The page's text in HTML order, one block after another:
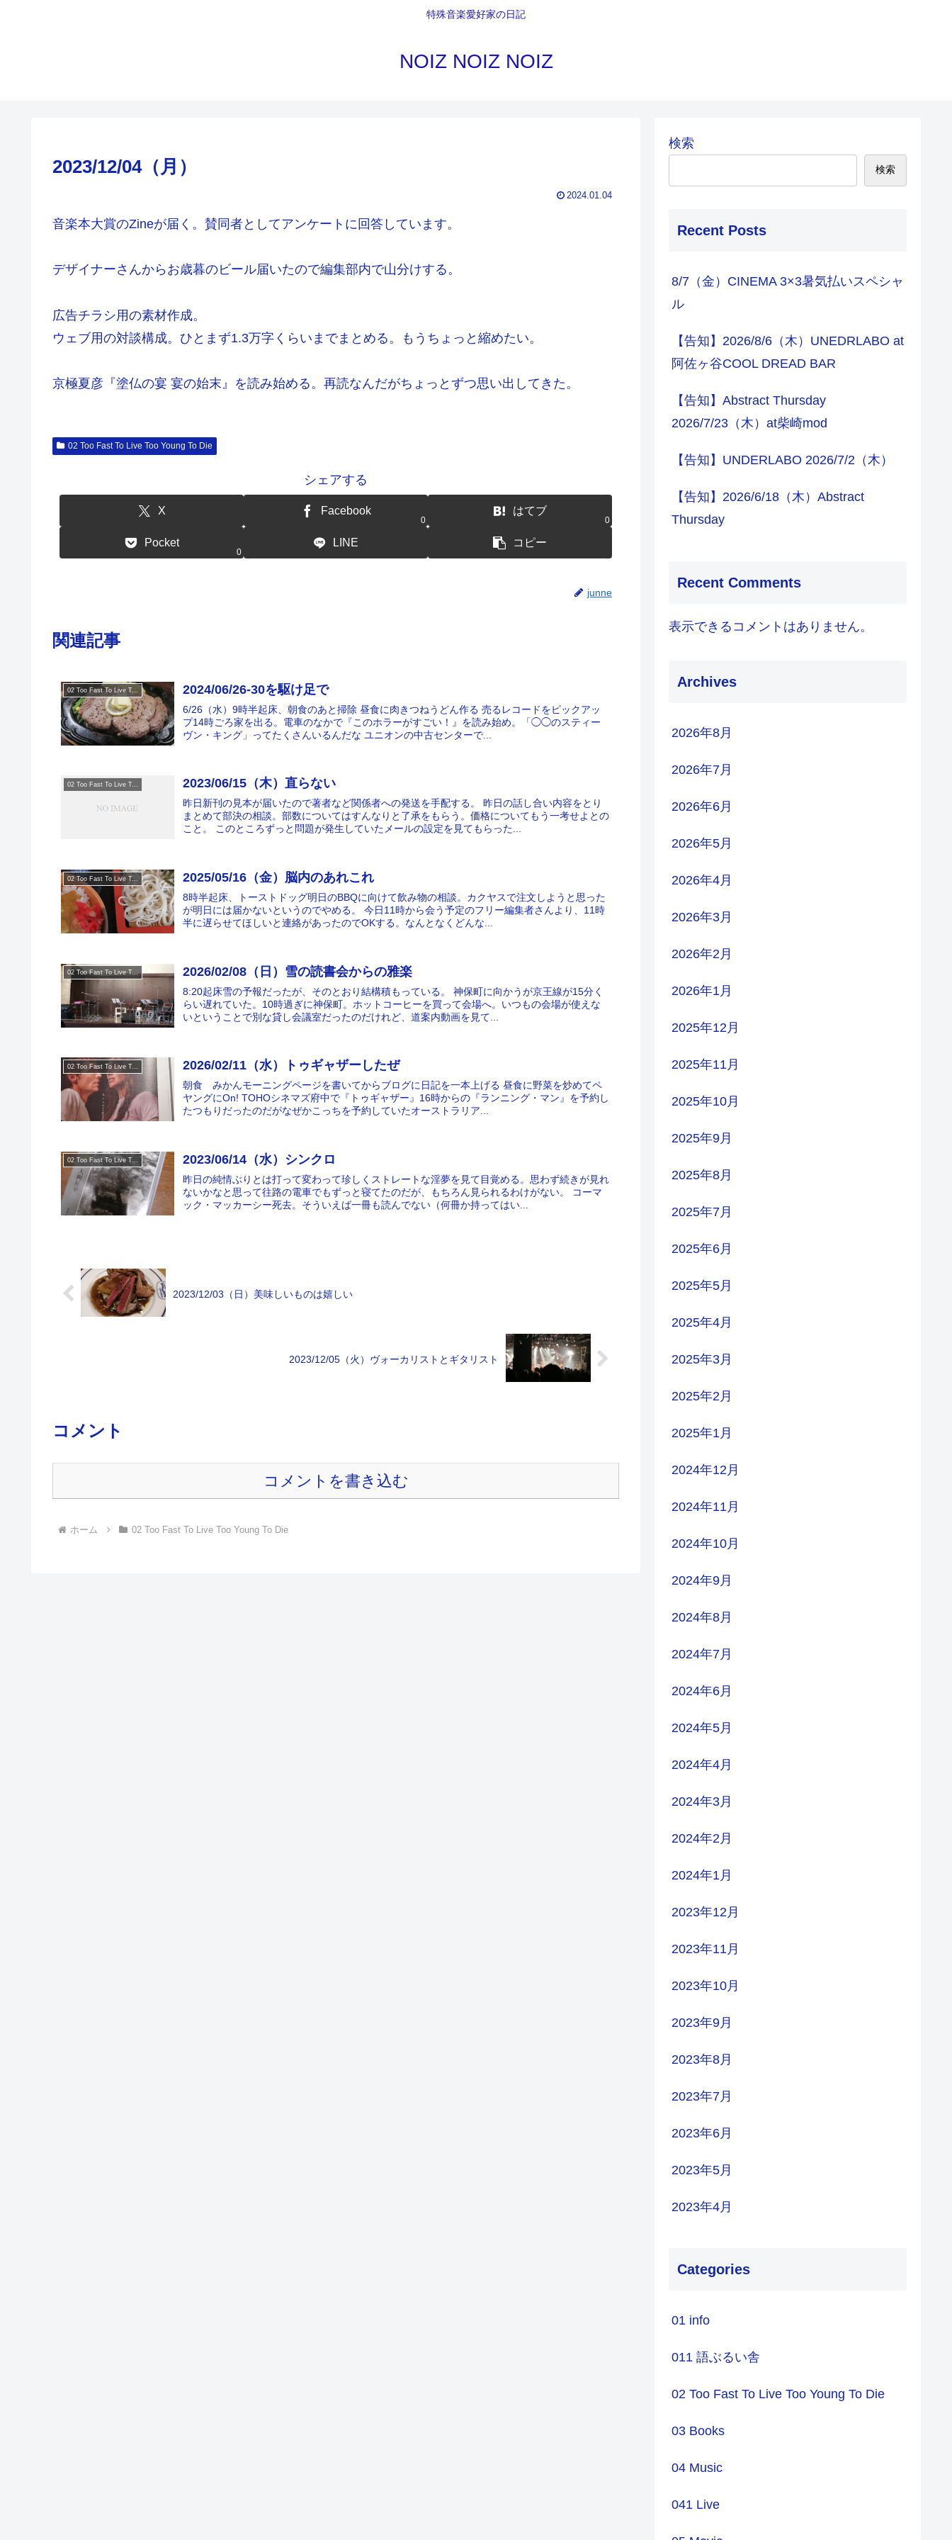
特殊音楽愛好家の日記
NOIZ NOIZ NOIZ
2023/12/04（月）
2024.01.04
音楽本大賞のZineが届く。賛同者としてアンケートに回答しています。
デザイナーさんからお歳暮のビール届いたので編集部内で山分けする。
広告チラシ用の素材作成。
ウェブ用の対談構成。ひとまず1.3万字くらいまでまとめる。もうちょっと縮めたい。
京極夏彦『塗仏の宴 宴の始末』を読み始める。再読なんだがちょっとずつ思い出してきた。
02 Too Fast To Live Too Young To Die
シェアする
X Facebook
0
はてブ
0
Pocket
0
LINE コピー
junne
関連記事
02 Too Fast To Live Too Young To Die 2024/06/26-30を駆け足で
6/26（水）9時半起床、朝食のあと掃除 昼食に肉きつねうどん作る 売るレコードをピックアッ
プ14時ごろ家を出る。電車のなかで『このホラーがすごい！』を読み始め。「◯◯のスティー
ヴン・キング」ってたくさんいるんだな ユニオンの中古センターで...
02 Too Fast To Live Too Young To Die 2023/06/15（木）直らない
昨日新刊の見本が届いたので著者など関係者への発送を手配する。 昨日の話し合い内容をとり
まとめて部決の相談。部数についてはすんなりと了承をもらう。価格についてもう一考せよとの
こと。 このところずっと問題が発生していたメールの設定を見てもらった...
02 Too Fast To Live Too Young To Die 2025/05/16（金）脳内のあれこれ
8時半起床、トーストドッグ明日のBBQに向けて飲み物の相談。カクヤスで注文しようと思った
が明日には届かないというのでやめる。 今日11時から会う予定のフリー編集者さんより、11時
半に遅らせてほしいと連絡があったのでOKする。なんとなくどんな...
02 Too Fast To Live Too Young To Die 2026/02/08（日）雪の読書会からの雅楽
8:20起床雪の予報だったが、そのとおり結構積もっている。 神保町に向かうが京王線が15分く
らい遅れていた。10時過ぎに神保町。ホットコーヒーを買って会場へ。いつもの会場が使えな
いということで別な貸し会議室だったのだけれど、道案内動画を見て...
02 Too Fast To Live Too Young To Die 2026/02/11（水）トゥギャザーしたぜ
朝食 みかんモーニングページを書いてからブログに日記を一本上げる 昼食に野菜を炒めてペ
ヤングにOn! TOHOシネマズ府中で『トゥギャザー』16時からの『ランニング・マン』を予約し
たつもりだったのだがなぜかこっちを予約していたオーストラリア...
02 Too Fast To Live Too Young To Die 2023/06/14（水）シンクロ
昨日の純情ぶりとは打って変わって珍しくストレートな淫夢を見て目覚める。思わず続きが見れ
ないかなと思って往路の電車でもずっと寝てたのだが、もちろん見られるわけがない。 コーマ
ック・マッカーシー死去。そういえば一冊も読んでない（何冊か持ってはい...
2023/12/03（日）美味しいものは嬉しい
2023/12/05（火）ヴォーカリストとギタリスト
コメント
コメントを書き込む
ホーム 02 Too Fast To Live Too Young To Die
検索
検索
Recent Posts
8/7（金）CINEMA 3×3暑気払いスペシャ
ル
【告知】2026/8/6（木）UNEDRLABO at
阿佐ヶ谷COOL DREAD BAR
【告知】Abstract Thursday
2026/7/23（木）at柴崎mod
【告知】UNDERLABO 2026/7/2（木）
【告知】2026/6/18（木）Abstract
Thursday
Recent Comments
表示できるコメントはありません。
Archives
2026年8月
2026年7月
2026年6月
2026年5月
2026年4月
2026年3月
2026年2月
2026年1月
2025年12月
2025年11月
2025年10月
2025年9月
2025年8月
2025年7月
2025年6月
2025年5月
2025年4月
2025年3月
2025年2月
2025年1月
2024年12月
2024年11月
2024年10月
2024年9月
2024年8月
2024年7月
2024年6月
2024年5月
2024年4月
2024年3月
2024年2月
2024年1月
2023年12月
2023年11月
2023年10月
2023年9月
2023年8月
2023年7月
2023年6月
2023年5月
2023年4月
Categories
01 info
011 語ぶるい舎
02 Too Fast To Live Too Young To Die
03 Books
04 Music
041 Live